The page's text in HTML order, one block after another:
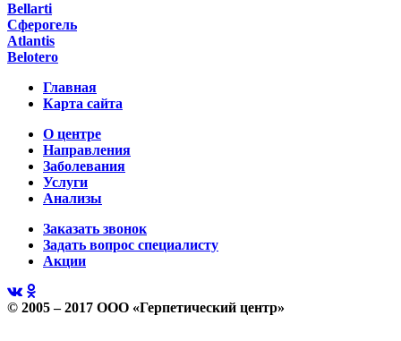
Bellarti
Сферогель
Atlantis
Belotero
Главная
Карта сайта
О центре
Направления
Заболевания
Услуги
Анализы
Заказать звонок
Задать вопрос специалисту
Акции
© 2005 – 2017 ООО «Герпетический центр»